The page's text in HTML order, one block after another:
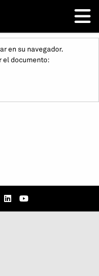
en su navegador.
el documento: